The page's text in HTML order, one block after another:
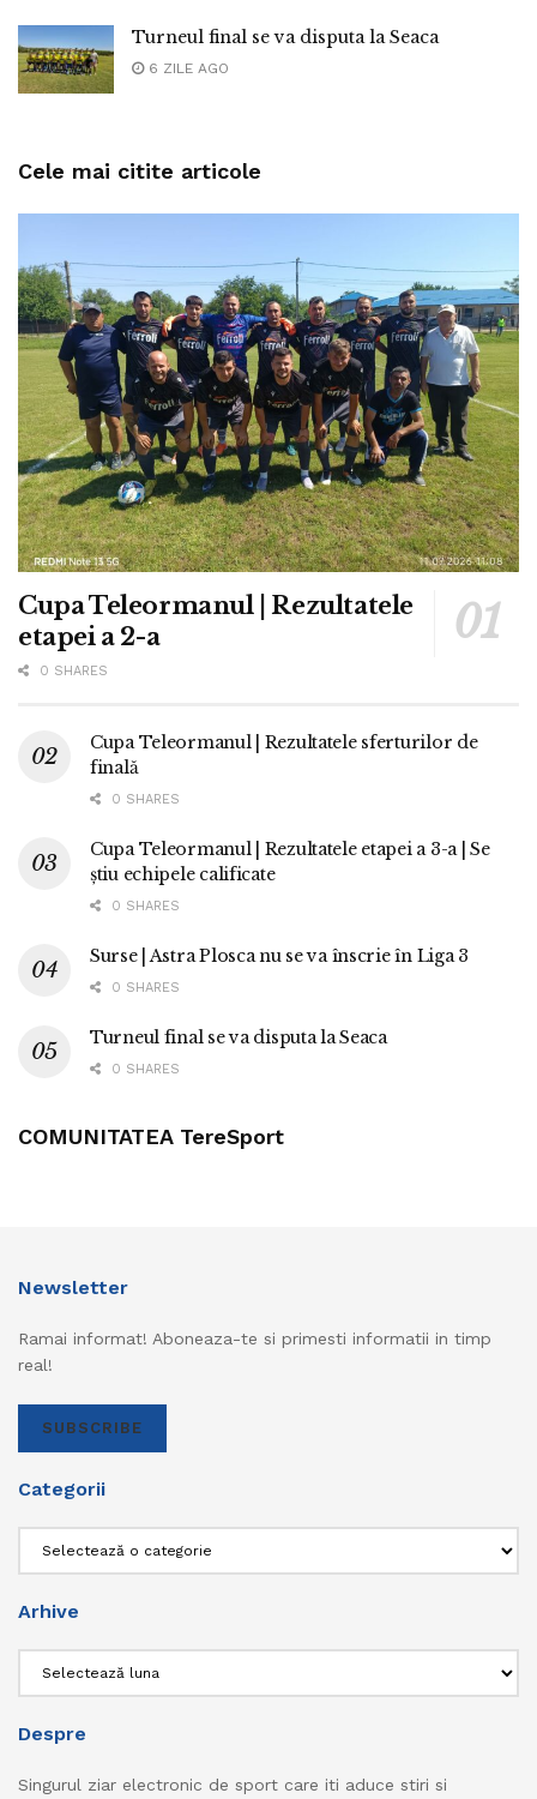
Turneul final se va disputa la Seaca
6 ZILE AGO
Cele mai citite articole
Cupa Teleormanul | Rezultatele
etapei a 2-a
0 SHARES
Cupa Teleormanul | Rezultatele sferturilor de
finală
0 SHARES
Cupa Teleormanul | Rezultatele etapei a 3-a | Se
știu echipele calificate
0 SHARES
Surse | Astra Plosca nu se va înscrie în Liga 3
0 SHARES
Turneul final se va disputa la Seaca
0 SHARES
COMUNITATEA TereSport
Newsletter
Ramai informat! Aboneaza-te si primesti informatii in timp
real!
SUBSCRIBE
Categorii
Arhive
Despre
Singurul ziar electronic de sport care iti aduce stiri si